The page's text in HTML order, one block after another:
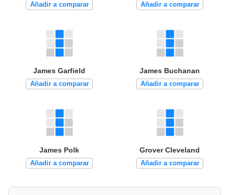
Añadir a comparar Añadir a comparar
James Garfield
Añadir a comparar
James Buchanan
Añadir a comparar
James Polk
Añadir a comparar
Grover Cleveland
Añadir a comparar